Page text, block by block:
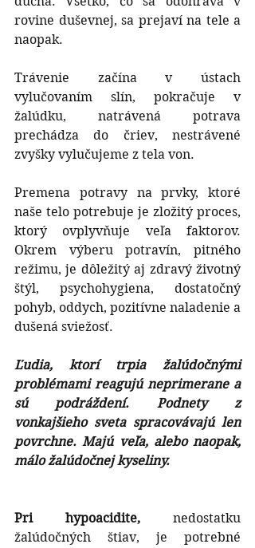
rovine duševnej, sa prejaví na tele a
naopak.
Trávenie začína v ústach
vylučovaním slín, pokračuje v
žalúdku, natrávená potrava
prechádza do čriev, nestrávené
zvyšky vylučujeme z tela von.
Premena potravy na prvky, ktoré
naše telo potrebuje je zložitý proces,
ktorý ovplyvňuje veľa faktorov.
Okrem výberu potravín, pitného
režimu, je dôležitý aj zdravý životný
štýl, psychohygiena, dostatočný
pohyb, oddych, pozitívne naladenie a
dušená sviežosť.
Ľudia, ktorí trpia žalúdočnými
problémami reagujú neprimerane a
sú podráždení. Podnety z
vonkajšieho sveta spracovávajú len
povrchne. Majú veľa, alebo naopak,
málo žalúdočnej kyseliny.
Pri hypoacidite, nedostatku
žalúdočných štiav, je potrebné